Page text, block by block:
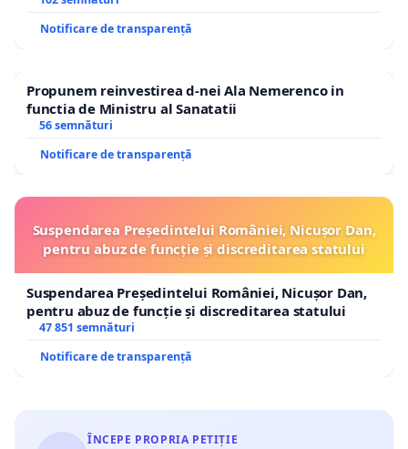
Notificare de transparență
Propunem reinvestirea d-nei Ala Nemerenco in
functia de Ministru al Sanatatii
56 semnături
Notificare de transparență
Suspendarea Președintelui României, Nicușor Dan,
pentru abuz de funcție și discreditarea statului
Suspendarea Președintelui României, Nicușor Dan,
pentru abuz de funcție și discreditarea statului
47 851 semnături
Notificare de transparență
ÎNCEPE PROPRIA PETIȚIE